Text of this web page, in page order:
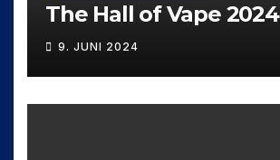
The Hall of Vape 2024
9. JUNI 2024